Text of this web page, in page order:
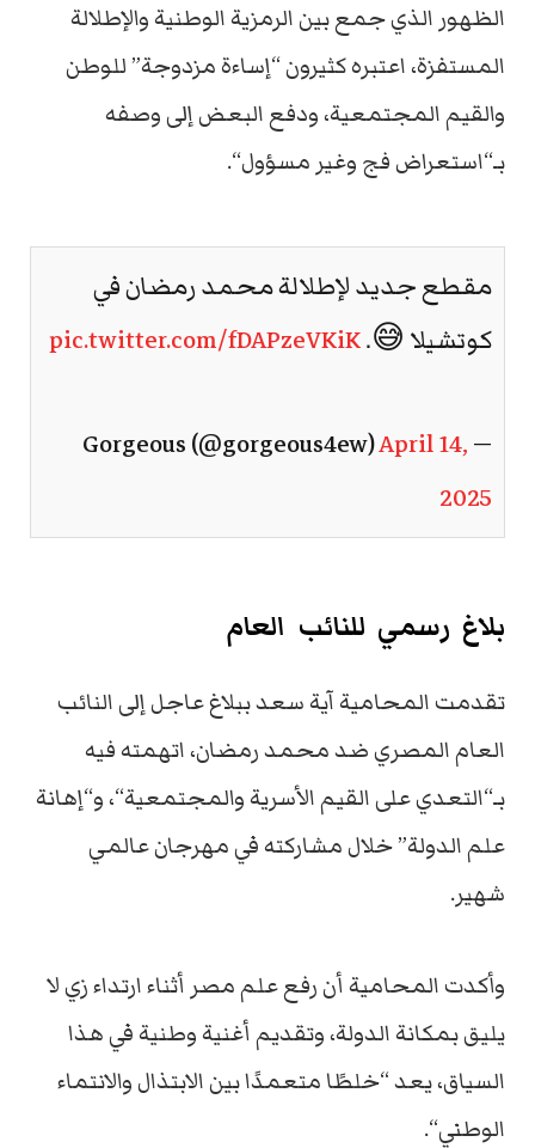
الظهور الذيجمعبينالرمزيةالوطنيةوالإطلالة
المستفزة،اعتبرهكثيرون“إساءةمزدوجة”للوطن
والقيمالمجتمعية،ودفع البعضإلىوصفه
بـ“استعراضفج وغير مسؤول“.
مقطع جديد لإطلالة محمد رمضان في
كوتشيلا 😅.pic.twitter.com/fDAPzeVKiK
— Gorgeous (@gorgeous4ew)
April 14,
2025
بلاغ رسمي للنائب العام
تقدمتالمحاميةآيةسعدببلاغعاجلإلىالنائب
العامالمصريضدمحمدرمضان،اتهمتهفيه
بـ“التعديعلىالقيمالأسريةوالمجتمعية“،و“إهانة
علمالدولة”خلالمشاركتهفيمهرجانعالمي
شهير.
وأكدتالمحاميةأنرفععلممصر أثناءارتداءزيلا
يليقبمكانةالدولة،وتقديمأغنيةوطنيةفيهذا
السياق،يعد“خلطًا متعمدًابينالابتذالوالانتماء
الوطني“.